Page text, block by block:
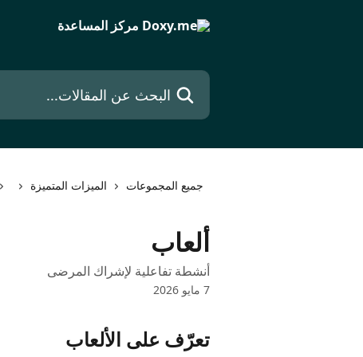
البحث عن المقالات...
جميع المجموعات الميزات المتميزة
ألعاب
أنشطة تفاعلية لإشراك المرضى
7 مايو 2026
تعرّف على الألعاب